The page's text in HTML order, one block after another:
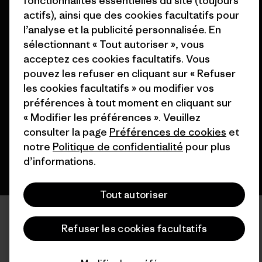
© 2026 Patagonia, Inc. All Rights Reserved.
français
actifs), ainsi que des cookies facultatifs pour
l’analyse et la publicité personnalisée. En
sélectionnant « Tout autoriser », vous
acceptez ces cookies facultatifs. Vous
pouvez les refuser en cliquant sur « Refuser
les cookies facultatifs » ou modifier vos
préférences à tout moment en cliquant sur
« Modifier les préférences ». Veuillez
consulter la page Préférences de cookies et
notre Politique de confidentialité pour plus
d’informations.
Tout autoriser
Refuser les cookies facultatifs